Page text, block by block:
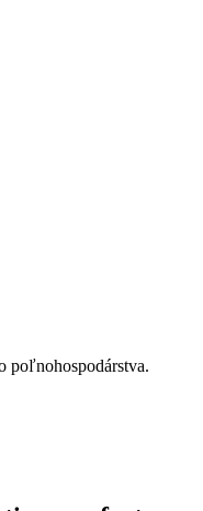
poľnohospodárstva.